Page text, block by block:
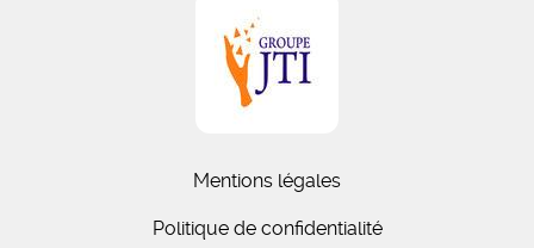
Mentions légales
Politique de confidentialité